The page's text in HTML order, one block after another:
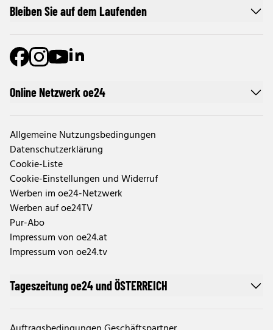
Online Netzwerk oe24
Allgemeine Nutzungsbedingungen
Datenschutzerklärung
Cookie-Liste
Cookie-Einstellungen und Widerruf
Werben im oe24-Netzwerk
Werben auf oe24TV
Pur-Abo
Impressum von oe24.at
Impressum von oe24.tv
Tageszeitung oe24 und ÖSTERREICH
Bleiben Sie auf dem Laufenden